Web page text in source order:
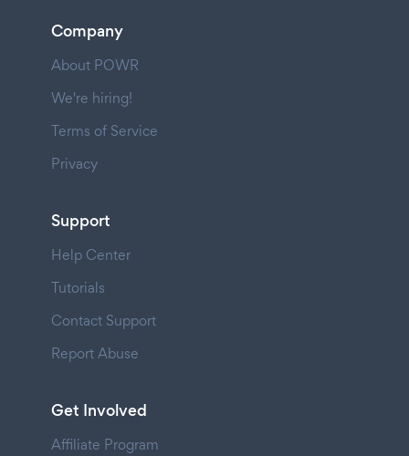
Company
About POWR
We're hiring!
Terms of Service
Privacy
Support
Help Center
Tutorials
Contact Support
Report Abuse
Get Involved
Affiliate Program